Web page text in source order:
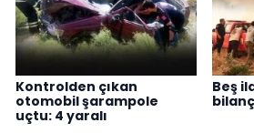
Kontrolden çıkan
otomobil şarampole
uçtu: 4 yaralı
Beş